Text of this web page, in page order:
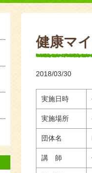
健康マ
2018/03/30
実施日時
実施場所
団体名
講 師